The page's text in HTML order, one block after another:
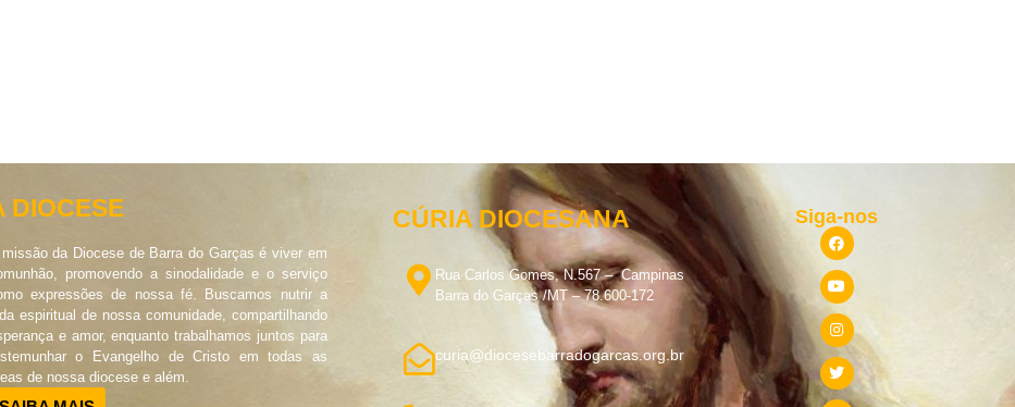
DIOCESE
da Diocese de Barra do Garças é viver em
promovendo a sinodalidade e o serviço
expressões de nossa fé. Buscamos nutrir a
espiritual de nossa comunidade, compartilhando
e amor, enquanto trabalhamos juntos para
o Evangelho de Cristo em todas as
de nossa diocese e além.
CÚRIA DIOCESANA
Rua Carlos Gomes, N.567 – Campinas
Barra do Garças /MT – 78.600-172
curia@diocesebarradogarcas.org.br
Siga-nos